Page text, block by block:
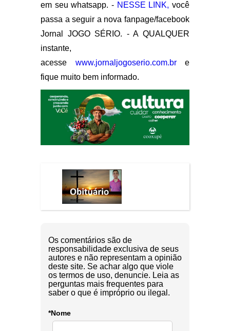
em seu whatsapp. - NESSE LINK, você
passa a seguir a nova fanpage/facebook
Jornal JOGO SÉRIO. - A QUALQUER
instante,
acesse www.jornaljogoserio.com.bre
fique muito bem informado.
Os comentários são de
responsabilidade exclusiva de seus
autores e não representam a opinião
deste site. Se achar algo que viole
os termos de uso, denuncie. Leia as
perguntas mais frequentes para
saber o que é impróprio ou ilegal.
*Nome